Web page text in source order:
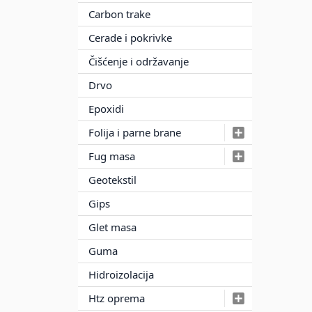
Carbon trake
Cerade i pokrivke
Čišćenje i održavanje
Drvo
Epoxidi
Folija i parne brane
Fug masa
Geotekstil
Gips
Glet masa
Guma
Hidroizolacija
Htz oprema